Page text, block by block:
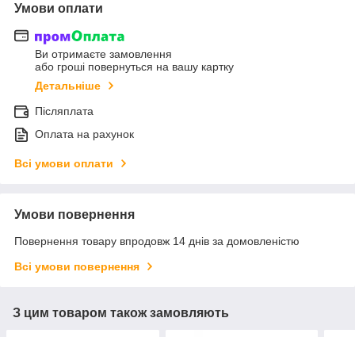
Умови оплати
Ви отримаєте замовлення
або гроші повернуться на вашу картку
Детальніше
Післяплата
Оплата на рахунок
Всі умови оплати
Умови повернення
Повернення товару впродовж 14 днів за домовленістю
Всі умови повернення
З цим товаром також замовляють